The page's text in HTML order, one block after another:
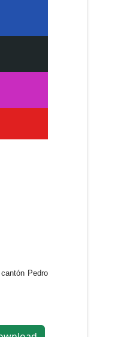
Pedro